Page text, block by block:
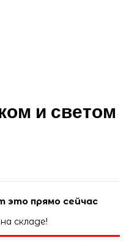
и светом
это прямо сейчас
складе!